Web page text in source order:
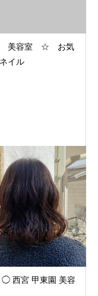
美容室 ☆ お気
イル
◯ 西宮 甲東園 美容